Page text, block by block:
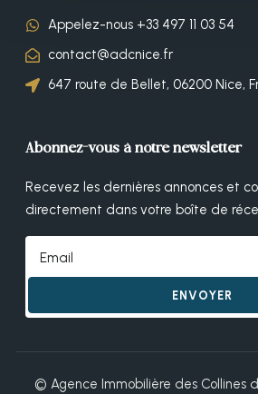
Appelez-nous +33 497 11 03 54
contact@adcnice.fr
647 route de Bellet, 06200 Nice,
Abonnez-vous à notre newsletter
Recevez les dernières annonces et
directement dans votre boîte de
ENVOYER
© Agence Immobilière des Collines